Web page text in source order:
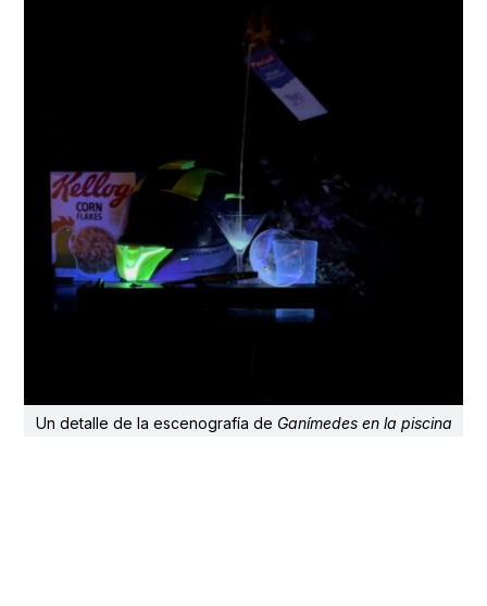
Un detalle de la escenografía de Ganímedes en la piscina